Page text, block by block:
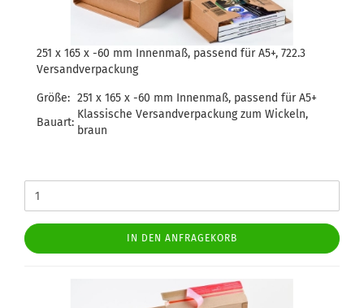
251 x 165 x -60 mm Innenmaß, passend für A5+, 722.3
Versandverpackung
Größe: 251 x 165 x -60 mm Innenmaß, passend für A5+
Bauart:
Klassische Versandverpackung zum Wickeln,
braun
IN DEN ANFRAGEKORB